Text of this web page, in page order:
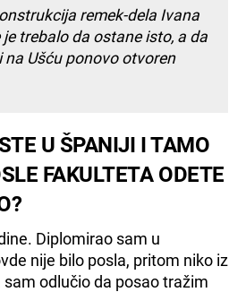
remek-dela Ivana
trebalo da ostane isto, a da
Ušću ponovo otvoren
U ŠPANIJI I TAMO
FAKULTETA ODETE
Diplomirao sam u
nije bilo posla, pritom niko iz
odlučio da posao tražim